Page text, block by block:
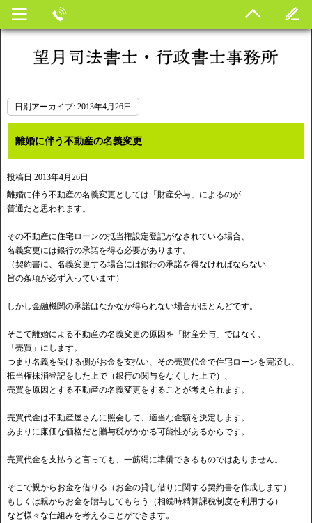
日別アーカイブ: 2013年4月26日
離婚に伴う不動産の名義変更
投稿日 2013年4月26日
離婚に伴う不動産の名義変更としては「財産分与」によるのが
普通だと思われます。
その不動産に住宅ローンの抵当権設定登記がなされている場合、
名義変更には銀行の承諾を得る必要があります。
（契約書に、名義変更する場合には銀行の承諾を得なければならない
旨の条項が必ず入っています）
しかし金融機関の承諾はなかなか得られない場合がほとんどです。
そこで離婚による不動産の名義変更の原因を「財産分与」ではなく、
「売買」にします。
つまり名義を受ける側がお金を支払い、その売買代金で住宅ローンを完済し、
抵当権抹消登記をした上で（銀行の関与をなくした上で）、
売買を原因とする不動産の名義変更をすることが考えられます。
売買代金は不動産屋さんに照会して、適当な金額を決定します。
あまりに廉価な価格だと贈与税がかかる可能性があるからです。
売買代金を支払うと言っても、一筋縄に準備できるものではありません。
そこで親からお金を借りる（お金の貸し借りに関する契約書を作成します）
もしくは親からお金を贈与してもらう（相続時精算課税制度を利用する）
など様々な仕組みを考えることができます。